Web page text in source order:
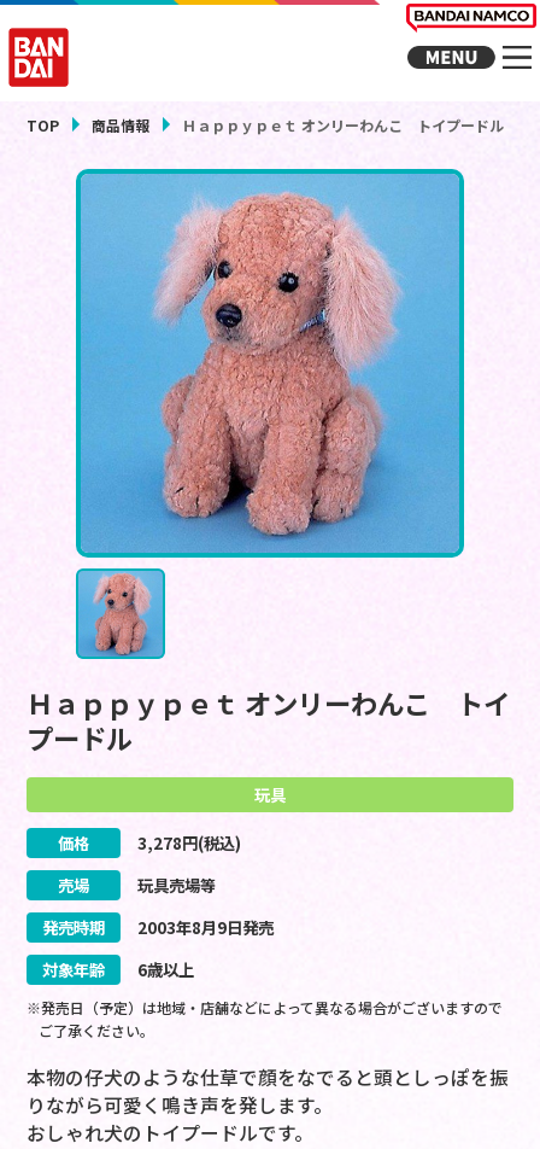
TOP 商品情報 Ｈａｐｐｙｐｅｔ オンリーわんこ トイプードル
Ｈａｐｐｙｐｅｔ オンリーわんこ トイ
プードル
玩具
価格 3,278円(税込)
売場
玩具売場等
発売時期
2003年8月9日発売
対象年齢
6歳以上
※発売日（予定）は地域・店舗などによって異なる場合がございますので
ご了承ください。
本物の仔犬のような仕草で顔をなでると頭としっぽを振
りながら可愛く鳴き声を発します。
おしゃれ犬のトイプードルです。